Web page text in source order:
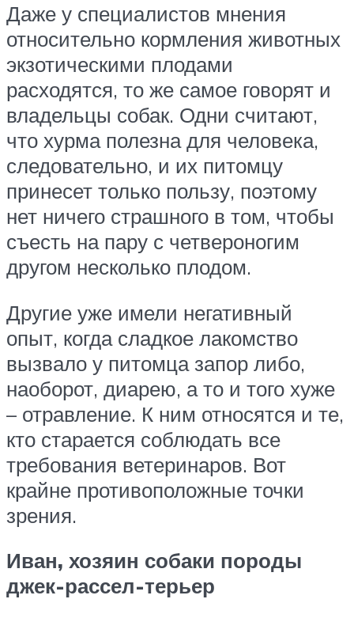
Даже у специалистов мнения
относительно кормления животных
экзотическими плодами
расходятся, то же самое говорят и
владельцы собак. Одни считают,
что хурма полезна для человека,
следовательно, и их питомцу
принесет только пользу, поэтому
нет ничего страшного в том, чтобы
съесть на пару с четвероногим
другом несколько плодом.
Другие уже имели негативный
опыт, когда сладкое лакомство
вызвало у питомца запор либо,
наоборот, диарею, а то и того хуже
– отравление. К ним относятся и те,
кто старается соблюдать все
требования ветеринаров. Вот
крайне противоположные точки
зрения.
Иван, хозяин собаки породы
джек-рассел-терьер